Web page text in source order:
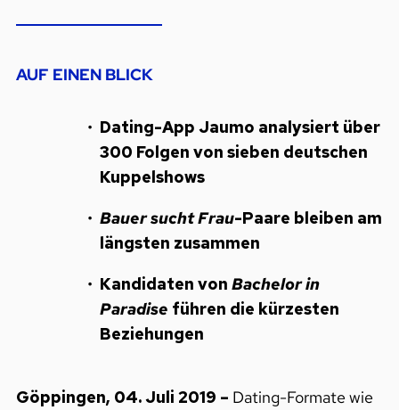
AUF EINEN BLICK
Dating-App Jaumo analysiert über
300 Folgen von sieben deutschen
Kuppelshows
Bauer sucht Frau-Paare bleiben am
längsten zusammen
Kandidaten von Bachelor in
Paradise führen die kürzesten
Beziehungen
Göppingen, 04. Juli 2019 – Dating-Formate wie